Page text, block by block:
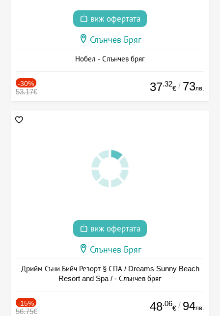
виж офертата
Слънчев Бряг
Нобел - Слънчев бряг
-30%
53.17€ 37.32
€ / 73лв.
виж офертата
Слънчев Бряг
Дрийм Съни Бийч Резорт § СПА / Dreams Sunny Beach
Resort and Spa / - Слънчев бряг
-15%
56.75€ 48.06
€ / 94лв.